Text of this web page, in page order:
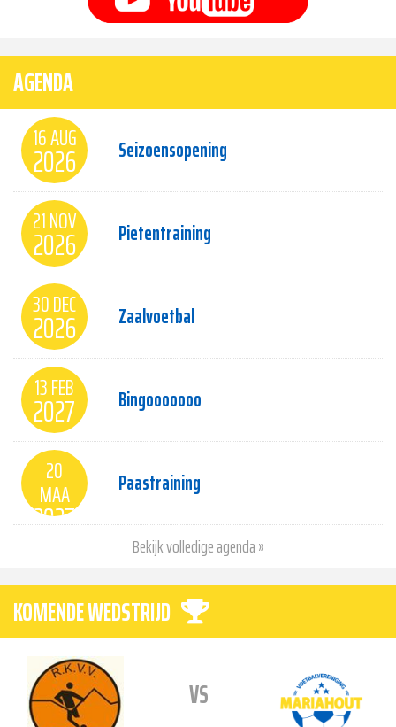
AGENDA
16 AUG
2026 Seizoensopening
21 NOV
2026 Pietentraining
30 DEC
2026 Zaalvoetbal
13 FEB
2027 Bingooooooo
20
MAA
2027
Paastraining
Bekijk volledige agenda »
KOMENDE WEDSTRIJD
VS